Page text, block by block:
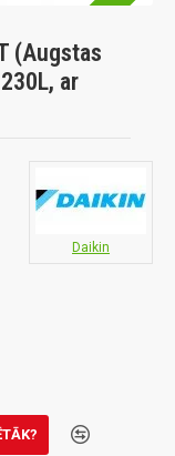
(Augstas
ar
Daikin